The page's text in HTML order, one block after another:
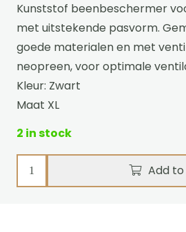
Kunststof beenbeschermer
met uitstekende pasvorm.
goede materialen en met
neopreen, voor optimale
Kleur: Zwart
Maat XL
2 in stock
Tendon
boots
Add